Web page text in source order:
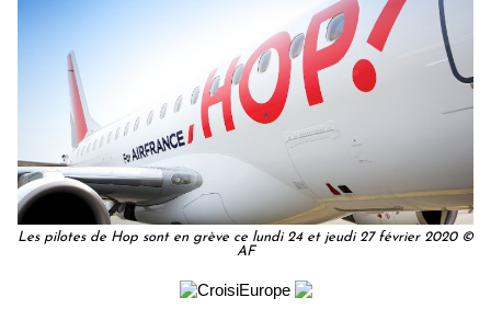
Les pilotes de Hop sont en grève ce lundi 24 et jeudi 27 février 2020 ©
AF